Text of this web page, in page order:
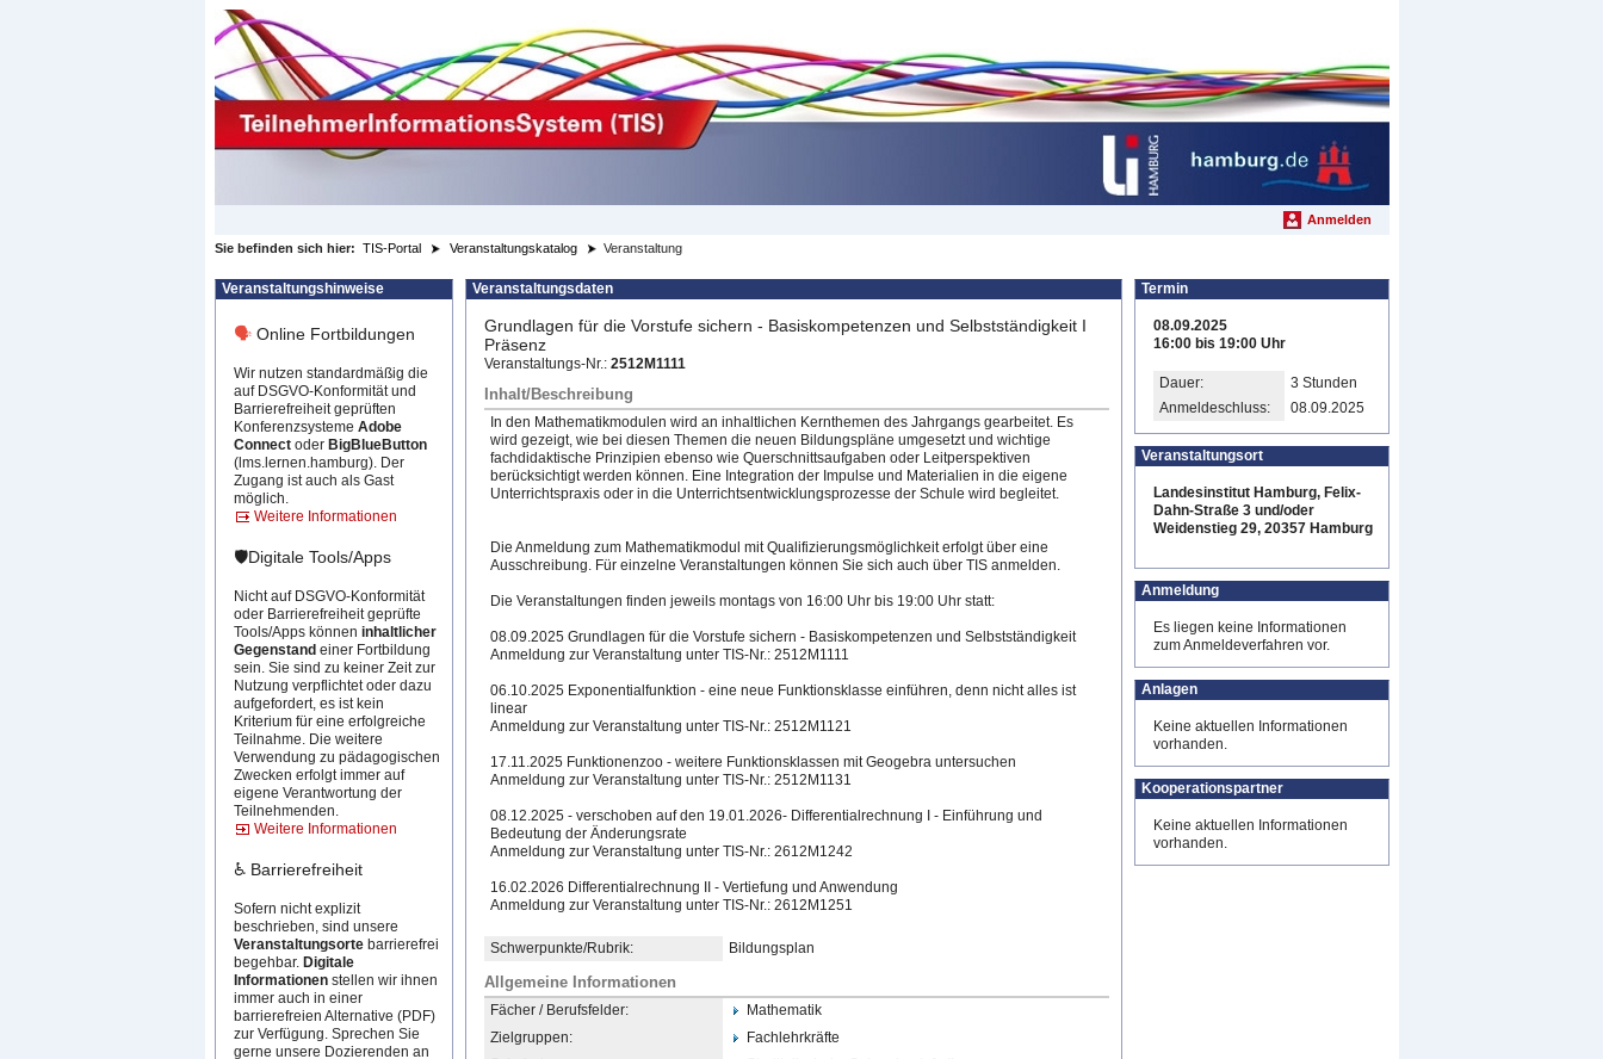
Anmelden
Sie befinden sich hier: TIS-Portal Veranstaltungskatalog Veranstaltung
Veranstaltungshinweise
🗣Online Fortbildungen
Wir nutzen standardmäßig die
auf DSGVO-Konformität und
Barrierefreiheit geprüften
Konferenzsysteme Adobe
Connect oderBigBlueButton
(lms.lernen.hamburg). Der
Zugang ist auch als Gast
möglich.
Weitere Informationen
🛡️Digitale Tools/Apps
Nicht auf DSGVO-Konformität
oder Barrierefreiheit geprüfte
Tools/Apps können inhaltlicher
Gegenstand einer Fortbildung
sein. Sie sind zu keiner Zeit zur
Nutzung verpflichtet oder dazu
aufgefordert, es ist kein
Kriterium für eine erfolgreiche
Teilnahme. Die weitere
Verwendung zu pädagogischen
Zwecken erfolgt immer auf
eigene Verantwortung der
Teilnehmenden.
Weitere Informationen
♿ Barrierefreiheit
Sofern nicht explizit
beschrieben, sind unsere
Veranstaltungsortebarrierefrei
begehbar. Digitale
Informationenstellen wir ihnen
immer auch in einer
barrierefreien Alternative (PDF)
zur Verfügung. Sprechen Sie
gerne unsere Dozierenden an
Veranstaltungsdaten
Grundlagen für die Vorstufe sichern - Basiskompetenzen und Selbstständigkeit I
Präsenz
Veranstaltungs-Nr.: 2512M1111
Inhalt/Beschreibung
In den Mathematikmodulen wird an inhaltlichen Kernthemen des Jahrgangs gearbeitet. Es
wird gezeigt, wie bei diesen Themen die neuen Bildungspläne umgesetzt und wichtige
fachdidaktische Prinzipien ebenso wie Querschnittsaufgaben oder Leitperspektiven
berücksichtigt werden können. Eine Integration der Impulse und Materialien in die eigene
Unterrichtspraxis oder in die Unterrichtsentwicklungspro​zesse der Schule wird begleitet.
Die Anmeldung zum Mathematikmodul mit Qualifizierungsmöglichkeit​ erfolgt über eine
Ausschreibung. Für einzelne Veranstaltungen können Sie sich auch über TIS anmelden.
Die Veranstaltungen finden jeweils montags von 16:00 Uhr bis 19:00 Uhr statt:
08.09.2025 Grundlagen für die Vorstufe sichern - Basiskompetenzen und Selbstständigkeit
Anmeldun​g zur Veranstaltung unter TIS-Nr.: 2512M1111
06.10.2025 Exponentialfunktion - eine neue Funktionsklasse einführen, denn nicht alles ist
linear
Anmeldung zur Veranstaltung unter TIS-Nr.: 2512M1121
17.11.2025 Funktionenzoo - weitere Funktionsklassen mit Geogebra untersuchen
Anmeldung zur Veranstaltung unter TIS-Nr.: 2512M1131
08.12.2025 - verschoben auf den 19.01.2026- Differentialrechnung I - Einführung und
Bedeutung der Änderungsrate
Anmeldung zur Veranstaltung unter TIS-Nr.: 2612M1242
16.02.2026 Differentialrechnung II - Vertiefung und Anwendung
Anmeldung zur Veranstaltung unter TIS-Nr.: 2612M1251
Schwerpunkte/Rubrik: Bildungsplan
Allgemeine Informationen
Fächer / Berufsfelder:
Mathematik
Zielgruppen:
Fachlehrkräfte
Termin
08.09.2025
16:00 bis 19:00 Uhr
Dauer:
3 Stunden
Anmeldeschluss:
08.09.2025
Veranstaltungsort
Landesinstitut Hamburg, Felix-
Dahn-Straße 3 und/oder
Weidenstieg 29, 20357 Hamburg
Anmeldung
Es liegen keine Informationen
zum Anmeldeverfahren vor.
Anlagen
Keine aktuellen Informationen
vorhanden.
Kooperationspartner
Keine aktuellen Informationen
vorhanden.